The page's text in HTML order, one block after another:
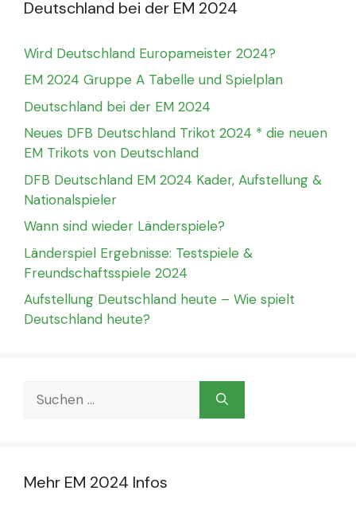
Deutschland bei der EM 2024
Wird Deutschland Europameister 2024?
EM 2024 Gruppe A Tabelle und Spielplan
Deutschland bei der EM 2024
Neues DFB Deutschland Trikot 2024 * die neuen
EM Trikots von Deutschland
DFB Deutschland EM 2024 Kader, Aufstellung &
Nationalspieler
Wann sind wieder Länderspiele?
Länderspiel Ergebnisse: Testspiele &
Freundschaftsspiele 2024
Aufstellung Deutschland heute – Wie spielt
Deutschland heute?
Suchen
nach:
Mehr EM 2024 Infos